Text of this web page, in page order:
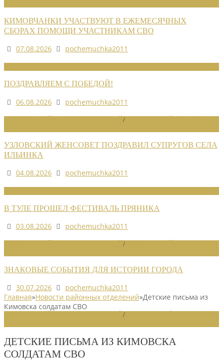
КИМОВЧАНКИ УЧАСТВУЮТ В ЕЖЕМЕСЯЧНЫХ
СБОРАХ ПОМОЩИ УЧАСТНИКАМ СВО
07.08.2026
pochemuchka2011
ПОЗДРАВЛЯЕМ С ПОБЕДОЙ!
06.08.2026
pochemuchka2011
/
УЗЛОВСКИЙ ЖЕНСОВЕТ ПОЗДРАВИЛ СУПРУГОВ СЕЛА
ИЛЬИНКА
04.08.2026
pochemuchka2011
В ТУЛЕ ПРОШЕЛ ФЕСТИВАЛЬ ПРЯНИКА
03.08.2026
pochemuchka2011
/
ЗНАКОВЫЕ СОБЫТИЯ ДЛЯ ИСТОРИИ ГОРОДА
30.07.2026
pochemuchka2011
Главная»Новости районных отделений»Детские письма из
Кимовска солдатам СВО
/
ДЕТСКИЕ ПИСЬМА ИЗ КИМОВСКА
СОЛДАТАМ СВО